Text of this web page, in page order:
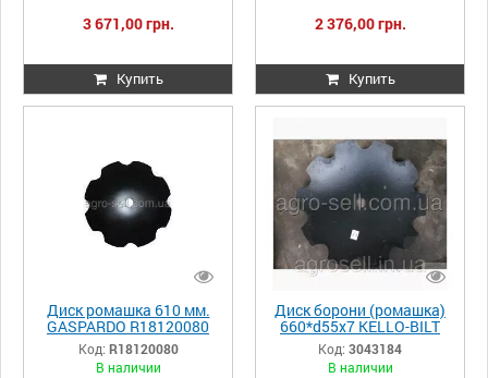
3 671,00 грн.
Купить
2 376,00 грн.
Купить
Диск ромашка 610 мм.
GASPARDO R18120080
Код: R18120080
В наличии
Диск борони (ромашка)
660*d55x7 KELLO-BILT
3043184
Код: 3043184
В наличии